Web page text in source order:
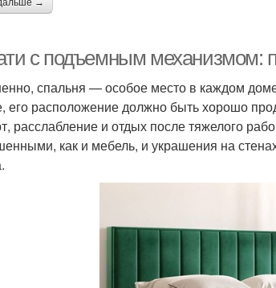
→
с подъемным механизмом:
спальня — особое место в каждом
его расположение должно быть хорошо
расслабление и отдых после тяжелого
как и мебель, и украшения на